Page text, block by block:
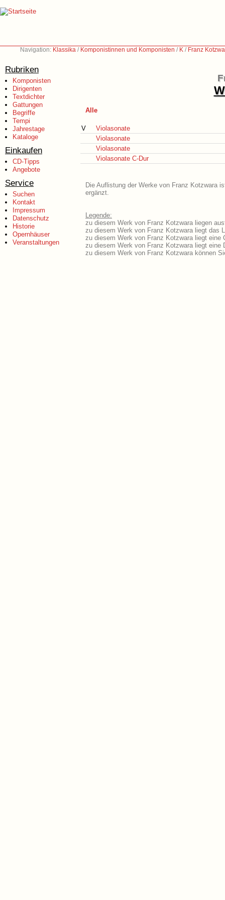
Navigation: Klassika / Komponistinnen und Komponisten / K / Franz
Rubriken
Komponisten
Dirigenten
Textdichter
Gattungen
Begriffe
Tempi
Jahrestage
Kataloge
Einkaufen
CD-Tipps
Angebote
Service
Suchen
Kontakt
Impressum
Datenschutz
Historie
Opernhäuser
Veranstaltungen
Alle
V
Violasonate
Violasonate
Violasonate
Violasonate C-Dur
Die Auflistung der Werke von Franz Kotzwara
ergänzt.
Legende:
zu diesem Werk von Franz Kotzwara liegen
zu diesem Werk von Franz Kotzwara liegt das
zu diesem Werk von Franz Kotzwara liegt eine
zu diesem Werk von Franz Kotzwara liegt eine
zu diesem Werk von Franz Kotzwara können